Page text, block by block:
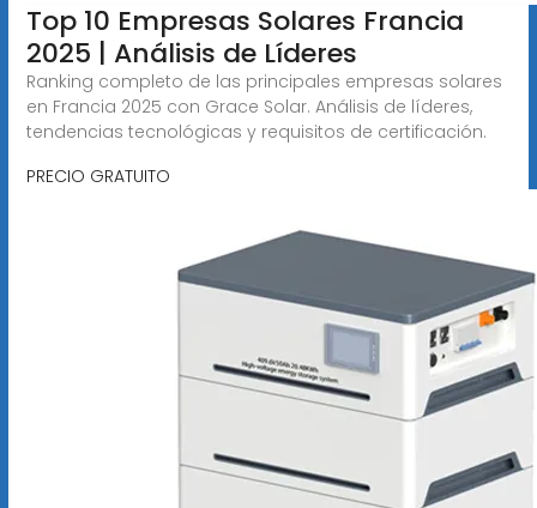
Top 10 Empresas Solares Francia
2025 | Análisis de Líderes
Ranking completo de las principales empresas solares
en Francia 2025 con Grace Solar. Análisis de líderes,
tendencias tecnológicas y requisitos de certificación.
PRECIO GRATUITO